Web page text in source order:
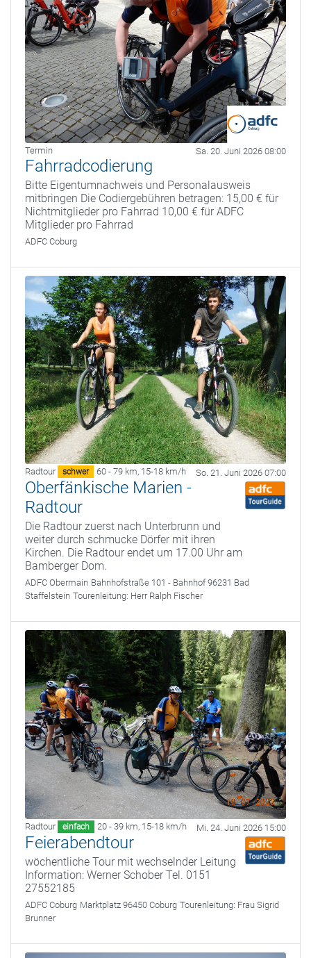
Termin Sa. 20. Juni 2026 08:00
Fahrradcodierung
Bitte Eigentumnachweis und Personalausweis
mitbringen Die Codiergebühren betragen: 15,00 € für
Nichtmitglieder pro Fahrrad 10,00 € für ADFC
Mitglieder pro Fahrrad
ADFC Coburg
Radtour schwer 60 - 79 km, 15-18 km/h So. 21. Juni 2026 07:00
Oberfänkische Marien -
Radtour
Die Radtour zuerst nach Unterbrunn und
weiter durch schmucke Dörfer mit ihren
Kirchen. Die Radtour endet um 17.00 Uhr am
Bamberger Dom.
ADFC Obermain Bahnhofstraße 101 - Bahnhof 96231 Bad
Staffelstein Tourenleitung: Herr Ralph Fischer
Radtour einfach 20 - 39 km, 15-18 km/h Mi. 24. Juni 2026 15:00
Feierabendtour
wöchentliche Tour mit wechselnder Leitung
Information: Werner Schober Tel. 0151
27552185
ADFC Coburg Marktplatz 96450 Coburg Tourenleitung: Frau Sigrid
Brunner